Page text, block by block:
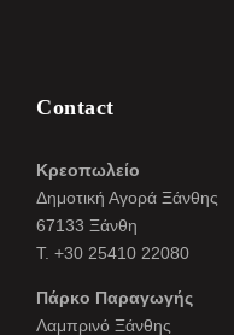
Contact
Κρεοπωλείο
Δημοτική Αγορά Ξάνθης
67133 Ξάνθη
Τ. +30 25410 22080
Πάρκο Παραγωγής
Λαμπρινό Ξάνθης